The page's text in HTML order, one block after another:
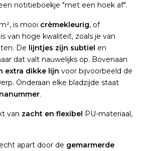
notitieboekje "met een hoek af".
is mooi crèmekleurig, of
van hoge kwaliteit, zoals je van
De lijntjes zijn subtiel en
dat valt nauwelijks op. Bovenaan
extra dikke lijn voor bijvoorbeeld de
Onderaan elke bladzijde staat
.
van zacht en flexibel PU-materiaal,
apart door de gemarmerde